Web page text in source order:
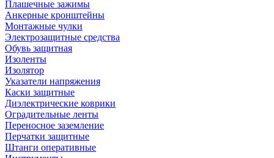
Плашечные зажимы
Анкерные кронштейны
Монтажные чулки
Электрозащитные средства
Обувь защитная
Изоленты
Изолятор
Указатели напряжения
Каски защитные
Диэлектрические коврики
Оградительные ленты
Переносное заземление
Перчатки защитные
Штанги оперативные